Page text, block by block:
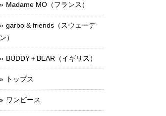
Madame MO（フランス）
garbo & friends（スウェーデ
ン）
BUDDY＋BEAR（イギリス）
トップス
ワンピース